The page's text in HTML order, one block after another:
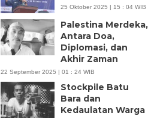
25 Oktober 2025 | 15 : 04 WIB
Palestina Merdeka,
Antara Doa,
Diplomasi, dan
Akhir Zaman
22 September 2025 | 01 : 24 WIB
Stockpile Batu
Bara dan
Kedaulatan Warga